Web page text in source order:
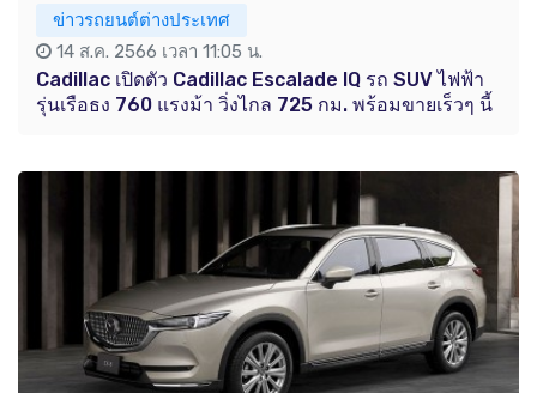
ข่าวรถยนต์ต่างประเทศ
14 ส.ค. 2566 เวลา 11:05 น.
Cadillac เปิดตัว Cadillac Escalade IQ รถ SUV ไฟฟ้า
รุ่นเรือธง 760 แรงม้า วิ่งไกล 725 กม. พร้อมขายเร็วๆ นี้